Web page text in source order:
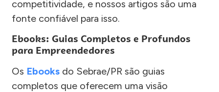
competitividade, e nossos artigos são uma
fonte confiável para isso.
Ebooks: Guias Completos e Profundos
para Empreendedores
Os Ebooks do Sebrae/PR são guias
completos que oferecem uma visão